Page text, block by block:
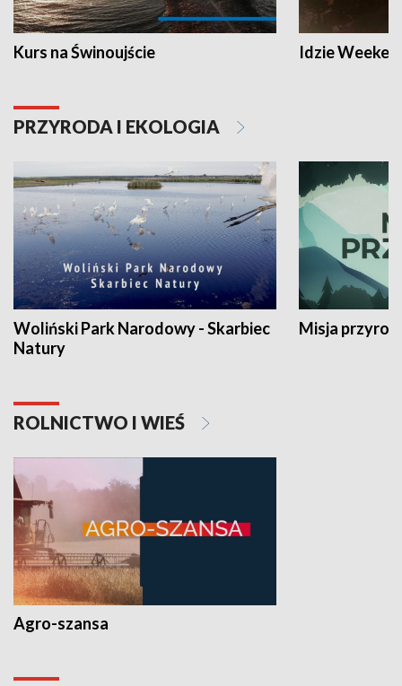
Kurs na Świnoujście Idzie
PRZYRODA I EKOLOGIA
Woliński Park Narodowy - Skarbiec
Natury
Misja
ROLNICTWO I WIEŚ
Agro-szansa